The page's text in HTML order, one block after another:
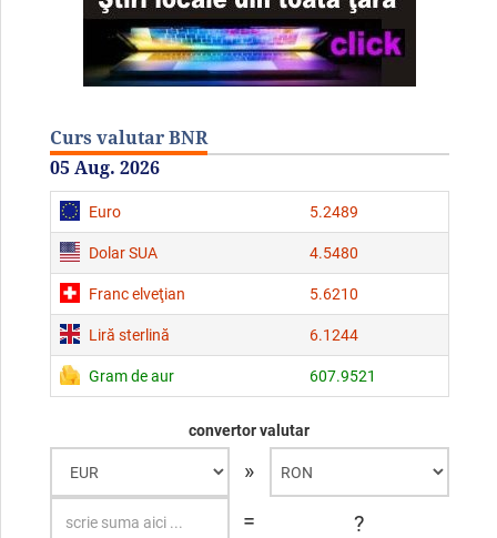
Curs valutar BNR
05 Aug. 2026
Euro 5.2489
Dolar SUA 4.5480
Franc elveţian 5.6210
Liră sterlină 6.1244
Gram de aur 607.9521
convertor valutar
»
=
?